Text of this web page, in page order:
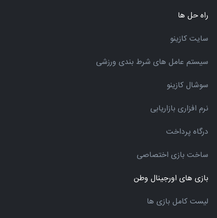
راه حل ها
سایت کازینو
سیستم عامل های شرط بندی ورزشی
سوشال کازینو
نرم افزاری بازاریابی
درگاه پرداخت
ساخت بازی اختصاصی
بازی های اورجینال وطن
لیست کامل بازی ها